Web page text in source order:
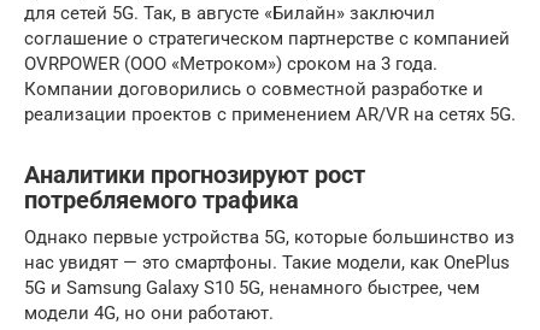
для сетей 5G. Так, в августе «Билайн» заключил
соглашение о стратегическом партнерстве с компанией
OVRPOWER (ООО «Метроком») сроком на 3 года.
Компании договорились о совместной разработке и
реализации проектов с применением AR/VR на сетях 5G.
Аналитики прогнозируют рост
потребляемого трафика
Однако первые устройства 5G, которые большинство из
нас увидят — это смартфоны. Такие модели, как OnePlus
5G и Samsung Galaxy S10 5G, ненамного быстрее, чем
модели 4G, но они работают.